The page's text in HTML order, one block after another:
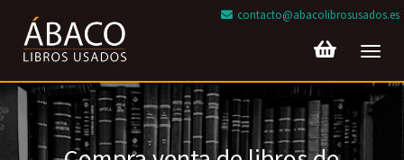
contacto@abacolibrosusados.es